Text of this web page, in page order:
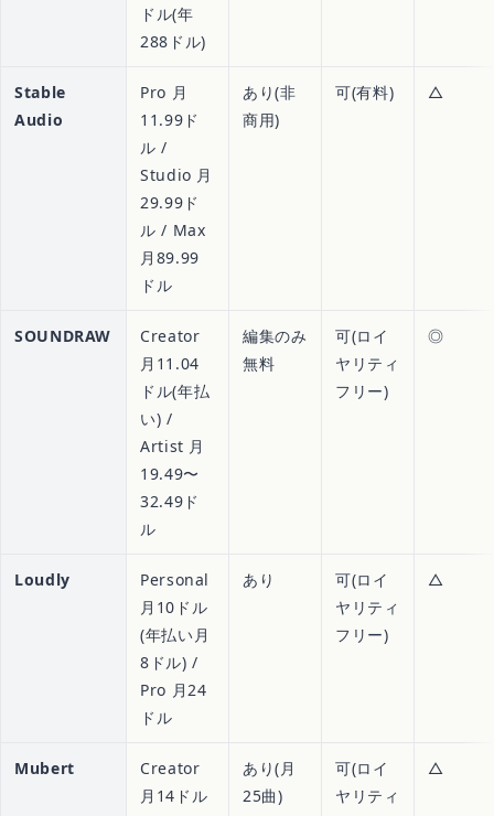
ドル(年
288ドル)
Stable
Audio
Pro 月
11.99ド
ル /
Studio 月
29.99ド
ル / Max
月89.99
ドル
あり(非
商用)
可(有料) △
SOUNDRAW
Creator
月11.04
ドル(年払
い) /
Artist 月
19.49〜
32.49ド
ル
編集のみ
無料
可(ロイ
ヤリティ
フリー)
◎
Loudly
Personal
月10ドル
(年払い月
8ドル) /
Pro 月24
ドル
あり
可(ロイ
ヤリティ
フリー)
△
Mubert
Creator
月14ドル
あり(月
25曲)
可(ロイ
ヤリティ
△